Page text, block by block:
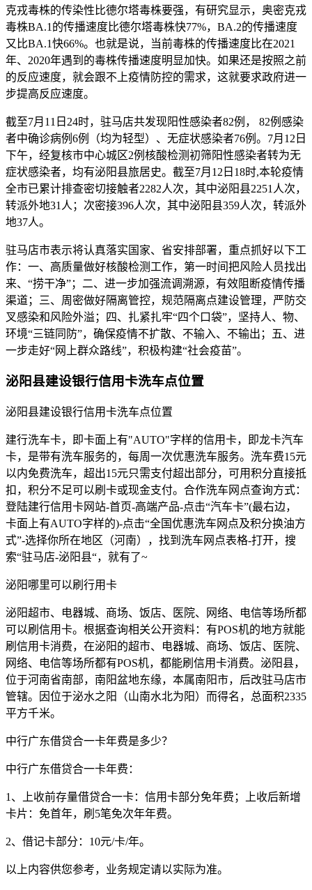
克戎毒株的传染性比德尔塔毒株要强，有研究显示，奥密克戎
毒株BA.1的传播速度比德尔塔毒株快77%，BA.2的传播速度
又比BA.1快66%。也就是说，当前毒株的传播速度比在2021
年、2020年遇到的毒株传播速度明显加快。如果还是按照之前
的反应速度，就会跟不上疫情防控的需求，这就要求政府进一
步提高反应速度。
截至7月11日24时，驻马店共发现阳性感染者82例， 82例感染
者中确诊病例6例（均为轻型）、无症状感染者76例。7月12日
下午，经复核市中心城区2例核酸检测初筛阳性感染者转为无
症状感染者，均有泌阳县旅居史。截至7月12日18时,本轮疫情
全市已累计排查密切接触者2282人次，其中泌阳县2251人次，
转派外地31人；次密接396人次，其中泌阳县359人次，转派外
地37人。
驻马店市表示将认真落实国家、省安排部署，重点抓好以下工
作：一、高质量做好核酸检测工作，第一时间把风险人员找出
来、“捞干净”；二、进一步加强流调溯源，有效阻断疫情传播
渠道；三、周密做好隔离管控，规范隔离点建设管理，严防交
叉感染和风险外溢；四、扎紧扎牢“四个口袋”，坚持人、物、
环境“三链同防”，确保疫情不扩散、不输入、不输出；五、进
一步走好“网上群众路线”，积极构建“社会疫苗”。
泌阳县建设银行信用卡洗车点位置
泌阳县建设银行信用卡洗车点位置
建行洗车卡，即卡面上有"AUTO"字样的信用卡，即龙卡汽车
卡，是带有洗车服务的，每周一次优惠洗车服务。洗车费15元
以内免费洗车，超出15元只需支付超出部分，可用积分直接抵
扣，积分不足可以刷卡或现金支付。合作洗车网点查询方式：
登陆建行信用卡网站-首页-高端产品-点击“汽车卡”(最右边，
卡面上有AUTO字样的)-点击“全国优惠洗车网点及积分换油方
式”-选择你所在地区（河南），找到洗车网点表格-打开，搜
索“驻马店-泌阳县“，就有了~
泌阳哪里可以刷行用卡
泌阳超市、电器城、商场、饭店、医院、网络、电信等场所都
可以刷信用卡。根据查询相关公开资料：有POS机的地方就能
刷信用卡消费，在泌阳的超市、电器城、商场、饭店、医院、
网络、电信等场所都有POS机，都能刷信用卡消费。泌阳县，
位于河南省南部，南阳盆地东缘，本属南阳市，后改驻马店市
管辖。因位于泌水之阳（山南水北为阳）而得名，总面积2335
平方千米。
中行广东借贷合一卡年费是多少？
中行广东借贷合一卡年费：
1、上收前存量借贷合一卡：信用卡部分免年费；上收后新增
卡片：免首年，刷5笔免次年年费。
2、借记卡部分：10元/卡/年。
以上内容供您参考，业务规定请以实际为准。